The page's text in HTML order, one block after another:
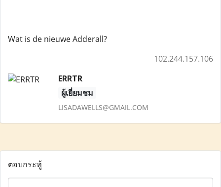
Wat is de nieuwe Adderall?
102.244.157.106
ERRTR
ผู้เยี่ยมชม
LISADAWELLS@GMAIL.COM
ตอบกระทู้